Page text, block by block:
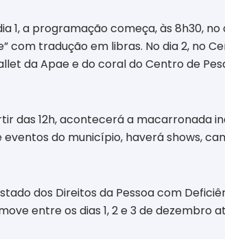
1, a programação começa, às 8h30,
com tradução em libras. No dia 2, no
da Apae e do coral do Centro de
das 12h, acontecerá a macarronada
eventos do município, haverá shows,
dos Direitos da Pessoa com
entre os dias 1, 2 e 3 de